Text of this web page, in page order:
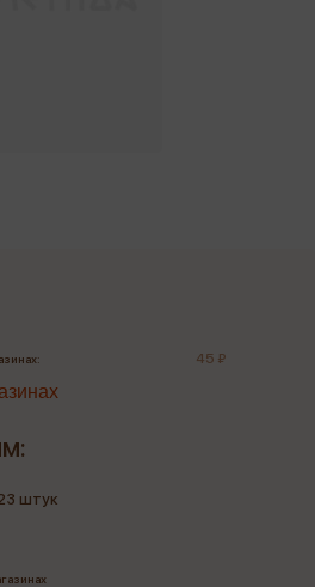
45 ₽
штук